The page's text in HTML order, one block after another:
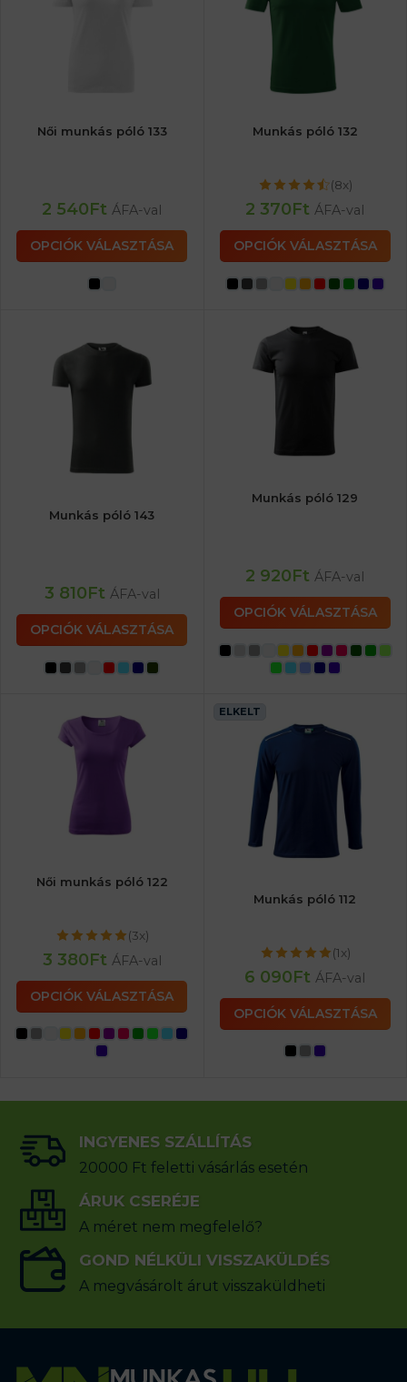
Női munkás póló 133
2 540Ft ÁFA-val
OPCIÓK VÁLASZTÁSA
Munkás póló 132
(8x)
2 370Ft ÁFA-val
OPCIÓK VÁLASZTÁSA
Munkás póló 143
3 810Ft ÁFA-val
OPCIÓK VÁLASZTÁSA
Munkás póló 129
2 920Ft ÁFA-val
OPCIÓK VÁLASZTÁSA
Női munkás póló 122
(3x)
3 380Ft ÁFA-val
OPCIÓK VÁLASZTÁSA
ELKELT
Munkás póló 112
(1x)
6 090Ft ÁFA-val
OPCIÓK VÁLASZTÁSA
INGYENES SZÁLLÍTÁS
20000 Ft feletti vásárlás esetén
ÁRUK CSERÉJE
A méret nem megfelelő?
GOND NÉLKÜLI VISSZAKÜLDÉS
A megvásárolt árut visszaküldheti